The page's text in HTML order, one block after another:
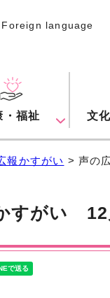
Foreign language
・福祉 文
報かすがい > 声の
すがい 12